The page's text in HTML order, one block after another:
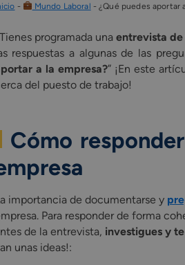
- Mundo Laboral - ¿Qué puedes aportar
programada unaentrevista
respuestas a algunas de las
a la empresa?” ¡En este
del puesto de trabajo!
Cómo
importancia de documentarse y
Para responder de forma
de la entrevista, investigues y
unas ideas!: